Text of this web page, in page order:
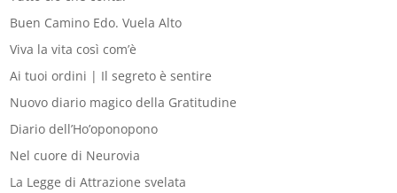
Buen Camino Edo. Vuela Alto
Viva la vita così com’è
Ai tuoi ordini | Il segreto è sentire
Nuovo diario magico della Gratitudine
Diario dell’Ho’oponopono
Nel cuore di Neurovia
La Legge di Attrazione svelata